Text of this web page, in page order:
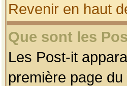
Revenir en haut
Que sont les
Les Post-it
première page